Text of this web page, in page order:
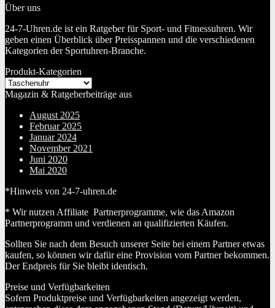
Über uns
24-7-Uhren.de ist ein Ratgeber für Sport- und Fitnessuhren. Wir
geben einen Überblick über Preisspannen und die verschiedenen
Kategorien der Sportuhren-Branche.
Produkt-Kategorien
Magazin & Ratgeberbeiträge aus
August 2025
Februar 2025
Januar 2024
November 2021
Juni 2020
Mai 2020
*Hinweis von 24-7-uhren.de
* Wir nutzen Affiliate Partnerprogramme, wie das Amazon
Partnerprogramm und verdienen an qualifizierten Käufen.
Sollten Sie nach dem Besuch unserer Seite bei einem Partner etwas
kaufen, so können wir dafür eine Provision vom Partner bekommen.
Der Endpreis für Sie bleibt identisch.
Preise und Verfügbarkeiten
Sofern Produktpreise und Verfügbarkeiten angezeigt werden,